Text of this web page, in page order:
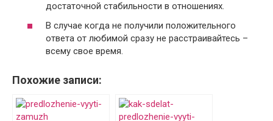
достаточной стабильности в отношениях.
В случае когда не получили положительного
ответа от любимой сразу не расстраивайтесь –
всему свое время.
Похожие записи: